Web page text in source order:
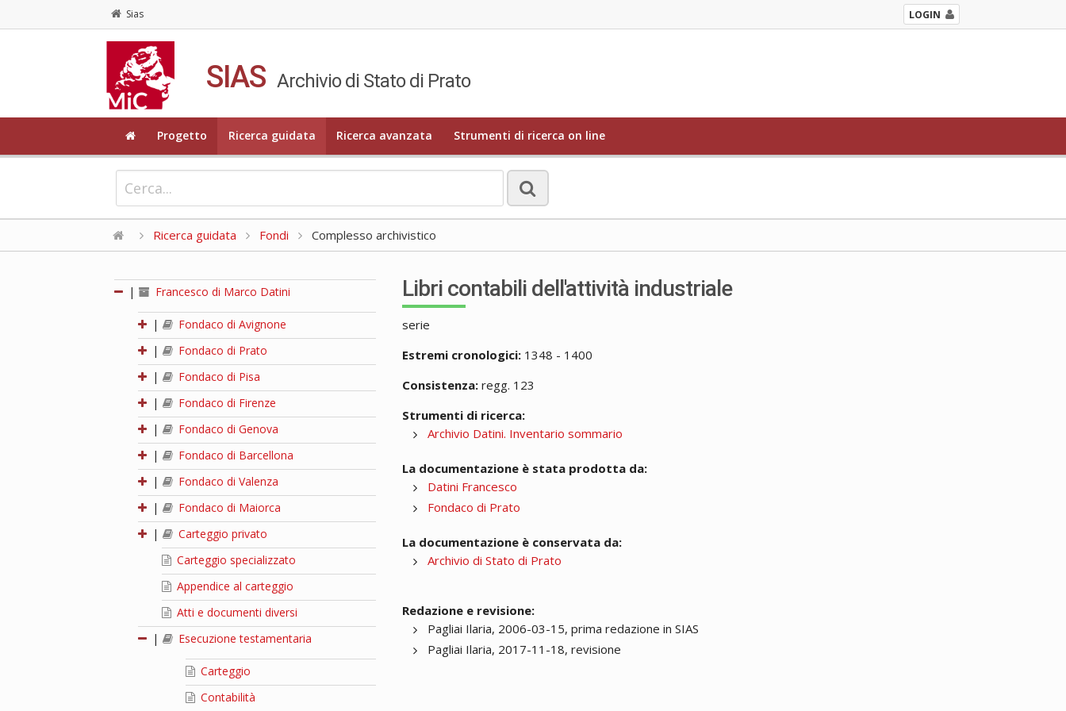
Sias LOGIN
SIAS Archivio di Stato di Prato
Progetto Ricerca guidata Ricerca avanzata Strumenti di ricerca on line
Ricerca guidata Fondi Complesso archivistico
| Francesco di Marco Datini
|
Fondaco di Avignone
|
Fondaco di Prato
|
Fondaco di Pisa
|
Fondaco di Firenze
|
Fondaco di Genova
|
Fondaco di Barcellona
|
Fondaco di Valenza
|
Fondaco di Maiorca
|
Carteggio privato
Carteggio specializzato
Appendice al carteggio
Atti e documenti diversi
|
Esecuzione testamentaria
Carteggio
Contabilità
Libri contabili dell'attività industriale
serie
Estremi cronologici: 1348 - 1400
Consistenza: regg. 123
Strumenti di ricerca:
Archivio Datini. Inventario sommario
La documentazione è stata prodotta da:
Datini Francesco
Fondaco di Prato
La documentazione è conservata da:
Archivio di Stato di Prato
Redazione e revisione:
Pagliai Ilaria, 2006-03-15, prima redazione in SIAS
Pagliai Ilaria, 2017-11-18, revisione